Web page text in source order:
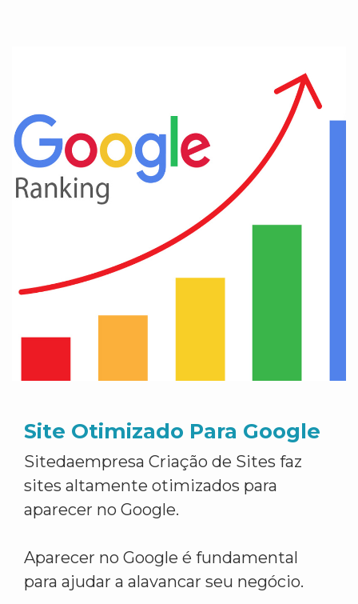
Site Otimizado Para Google
Sitedaempresa Criação de Sites faz
sites altamente otimizados para
aparecer no Google.
Aparecer no Google é fundamental
para ajudar a alavancar seu negócio.